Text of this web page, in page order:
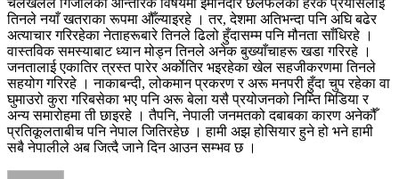
चलखेलले गिजोलेको आन्तरिक विषयमा इमानदार छलफलको हरेक प्रयासलाई
तिनले नयाँ खतराका रूपमा औँल्याइरहे । तर, देशमा अतिभन्दा पनि अघि बढेर
अत्याचार गरिरहेका नेताहरूबारे तिनले ढिलो हुँदासम्म पनि मौनता साँधिरहे ।
वास्तविक समस्याबाट ध्यान मोड्न तिनले अनेक बुख्याँचाहरू खडा गरिरहे ।
जनतालाई एकातिर त्रस्त पारेर अर्काेतिर भइरहेका खेल सहजीकरणमा तिनले
सहयोग गरिरहे । नाकाबन्दी, लोकमान प्रकरण र अरू मनपरी हुँदा चुप रहेका वा
घुमाउरो कुरा गरिबसेका भए पनि अरू बेला यसै प्रयोजनको निम्ति मिडिया र
अन्य समारोहमा ती छाइरहे । तैपनि, नेपाली जनमतको दबाबका कारण अनेकौँ
प्रतिकूलताबीच पनि नेपाल जितिरहेछ । हामी अझ होसियार हुने हो भने हामी
सबै नेपालीले अब जित्दै जाने दिन आउन सम्भव छ ।